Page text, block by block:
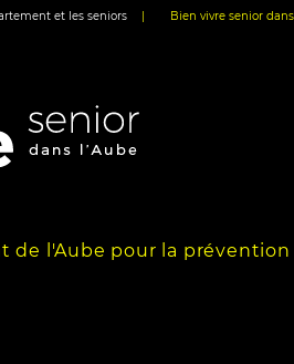
et les seniors | Bien vivre senior
de l'Aube pour la